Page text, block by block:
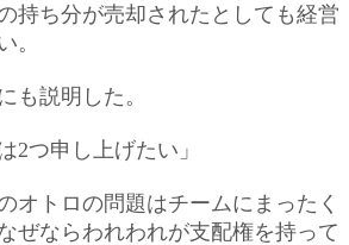
持ち分が売却されたとしても経営
。
も説明した。
2つ申し上げたい」
オトロの問題はチームにまったく
ぜならわれわれが支配権を持って